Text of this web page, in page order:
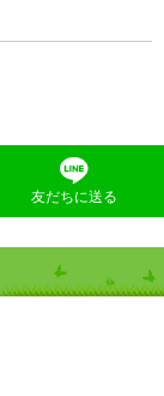
友だちに送る